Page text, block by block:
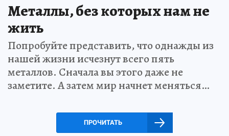
Металлы, без которых нам не
жить
Попробуйте представить, что однажды из
нашей жизни исчезнут всего пять
металлов. Сначала вы этого даже не
заметите. А затем мир начнет меняться…
ПРОЧИТАТЬ